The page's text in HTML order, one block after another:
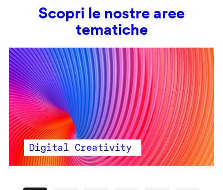
Scopri le nostre aree
tematiche
Digital Creativity